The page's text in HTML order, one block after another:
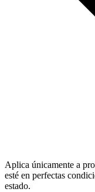
Aplica únicamente a
esté en perfectas
estado.